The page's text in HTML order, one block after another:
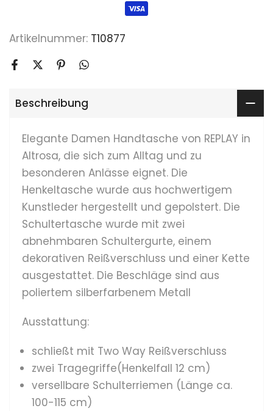
Artikelnummer: T10877
Beschreibung
Elegante Damen Handtasche von REPLAY in
Altrosa, die sich zum Alltag und zu
besonderen Anlässe eignet. Die
Henkeltasche wurde aus hochwertigem
Kunstleder hergestellt und gepolstert. Die
Schultertasche wurde mit zwei
abnehmbaren Schultergurte, einem
dekorativen Reißverschluss und einer Kette
ausgestattet. Die Beschläge sind aus
poliertem silberfarbenem Metall
Ausstattung:
schließt mit Two Way Reißverschluss
zwei Tragegriffe(Henkelfall 12 cm)
versellbare Schulterriemen (Länge ca.
100-115 cm)